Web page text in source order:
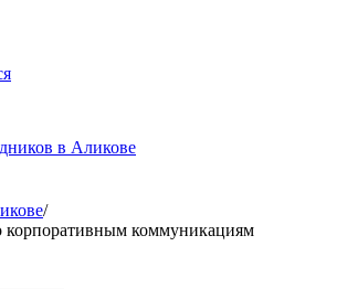
в Аликове
/
корпоративным коммуникациям